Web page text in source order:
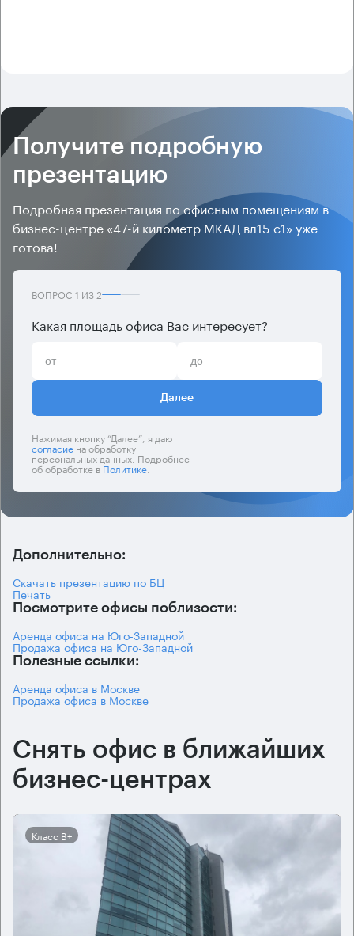
Получите подробную
презентацию
Подробная презентация по офисным помещениям в
бизнес-центре «47-й километр МКАД вл15 с1» уже
готова!
ВОПРОС 1 ИЗ2
Какая площадь офиса Вас интересует?
Далее
Нажимая кнопку “Далее”, я даю
согласиена обработку
персональных данных. Подробнее
об обработке вПолитике.
Дополнительно:
Скачать презентацию по БЦ
Печать
Посмотрите офисы поблизости:
Аренда офиса на Юго-Западной
Продажа офиса на Юго-Западной
Полезные ссылки:
Аренда офиса в Москве
Продажа офиса в Москве
Снять офис в ближайших
бизнес-центрах
Класс B+